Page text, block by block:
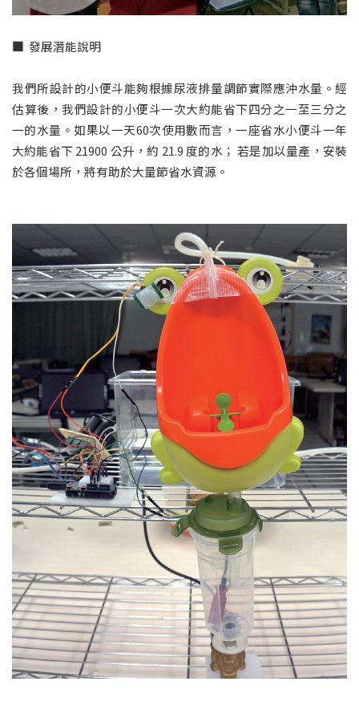
■ 發展潛能說明
我們所設計的小便斗能夠根據尿液排量調節實際應沖水量。經
估算後，我們設計的小便斗一次大約能省下四分之一至三分之
一的水量。如果以一天60次使用數而言，一座省水小便斗一年
大約能省下 21900 公升，約 21.9 度的水； 若是加以量產，安裝
於各個場所，將有助於大量節省水資源。